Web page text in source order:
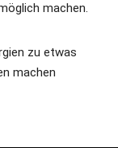
machen.
zu etwas
machen